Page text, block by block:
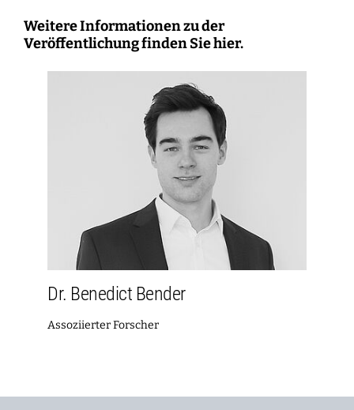
Weitere Informationen zu der
Veröffentlichung finden Siehier.
Dr. Benedict Bender
Assoziierter Forscher